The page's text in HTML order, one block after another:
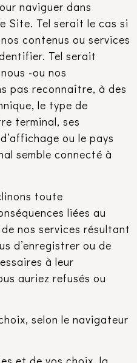
naviguer dans
Site. Tel serait le cas si
contenus ou services
Tel serait
-ou nos
pas reconnaître, à des
le type de
terminal, ses
ou le pays
semble connecté à
toute
liées au
nos services résultant
d’enregistrer ou de
à leur
auriez refusés ou
selon le navigateur